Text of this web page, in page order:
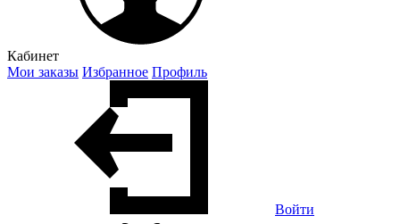
Кабинет
Мои заказы Избранное Профиль
Войти